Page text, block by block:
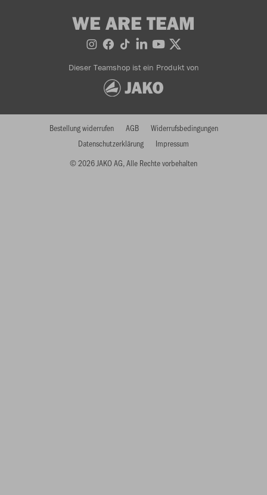
WE ARE TEAM
Dieser Teamshop ist ein Produkt von
© 2026 JAKO AG, Alle Rechte vorbehalten
Bestellung widerrufen AGB
Widerrufsbedingungen
Datenschutzerklärung
Impressum